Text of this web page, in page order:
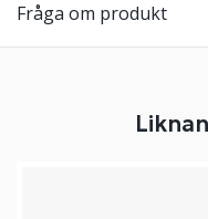
Fråga om produkt